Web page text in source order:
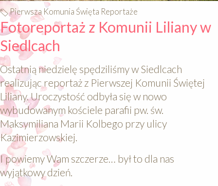
Pierwsza Komunia Święta Reportaże
Fotoreportaż z Komunii Liliany w
Siedlcach
Ostatnią niedzielę spędziliśmy w Siedlcach
realizując reportaż z Pierwszej Komunii Świętej
Liliany. Uroczystość odbyła się w nowo
wybudowanym kościele parafii pw. św.
Maksymiliana Marii Kolbego przy ulicy
Kazimierzowskiej.
I powiemy Wam szczerze… był to dla nas
wyjątkowy dzień.